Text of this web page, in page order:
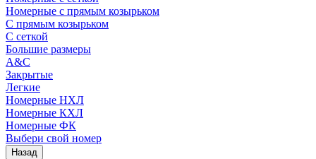
Номерные с прямым козырьком
С прямым козырьком
С сеткой
Большие размеры
A&C
Закрытые
Легкие
Номерные НХЛ
Номерные КХЛ
Номерные ФК
Выбери свой номер
Назад